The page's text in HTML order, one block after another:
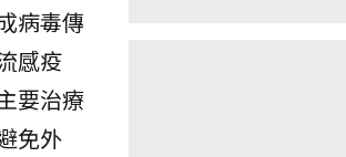
病毒傳
感疫
要治療
免外